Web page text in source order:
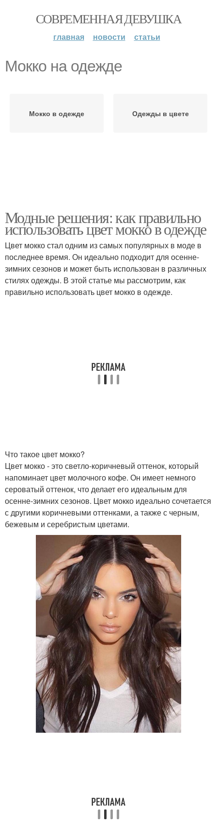
СОВРЕМЕННАЯ ДЕВУШКА
главная новости статьи
Мокко на одежде
Мокко в одежде Одежды в цвете
Модные решения: как правильно
использовать цвет мокко в одежде
Цвет мокко стал одним из самых популярных в моде в
последнее время. Он идеально подходит для осенне-
зимних сезонов и может быть использован в различных
стилях одежды. В этой статье мы рассмотрим, как
правильно использовать цвет мокко в одежде.
Что такое цвет мокко?
Цвет мокко - это светло-коричневый оттенок, который
напоминает цвет молочного кофе. Он имеет немного
сероватый оттенок, что делает его идеальным для
осенне-зимних сезонов. Цвет мокко идеально сочетается
с другими коричневыми оттенками, а также с черным,
бежевым и серебристым цветами.